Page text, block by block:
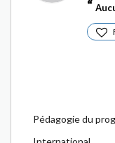
Pédagogie du